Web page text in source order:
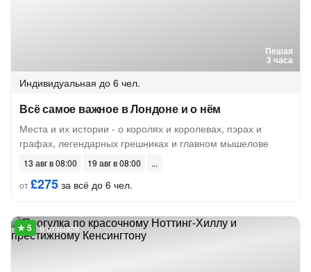
Пешая
3 часа
Индивидуальная до 6 чел.
Всё самое важное в Лондоне и о нём
Места и их истории - о королях и королевах, пэрах и
графах, легендарных грешниках и главном мышелове
13 авг в 08:00
19 авг в 08:00
от£275 за всё до 6 чел.
6 отзывов